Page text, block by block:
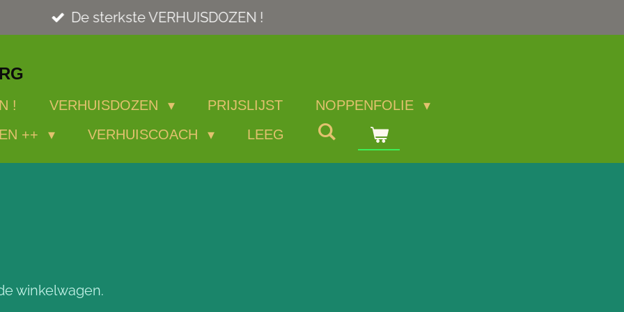
De sterkste VERHUISDOZEN !
! VERHUISDOZEN PRIJSLIJST
NOPPENFOLIE
++ VERHUISCOACH LEEG
winkelwagen.